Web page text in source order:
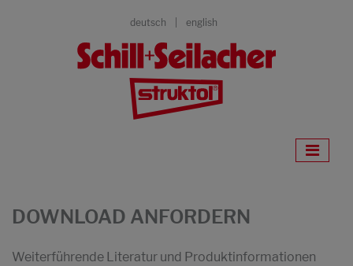
deutsch english
DOWNLOAD ANFORDERN
Weiterführende Literatur und Produktinformationen